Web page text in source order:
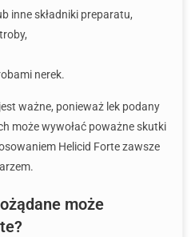
inne składniki preparatu,
nerek.
ważne, ponieważ lek podany
może wywołać poważne skutki
Helicid Forte zawsze
może